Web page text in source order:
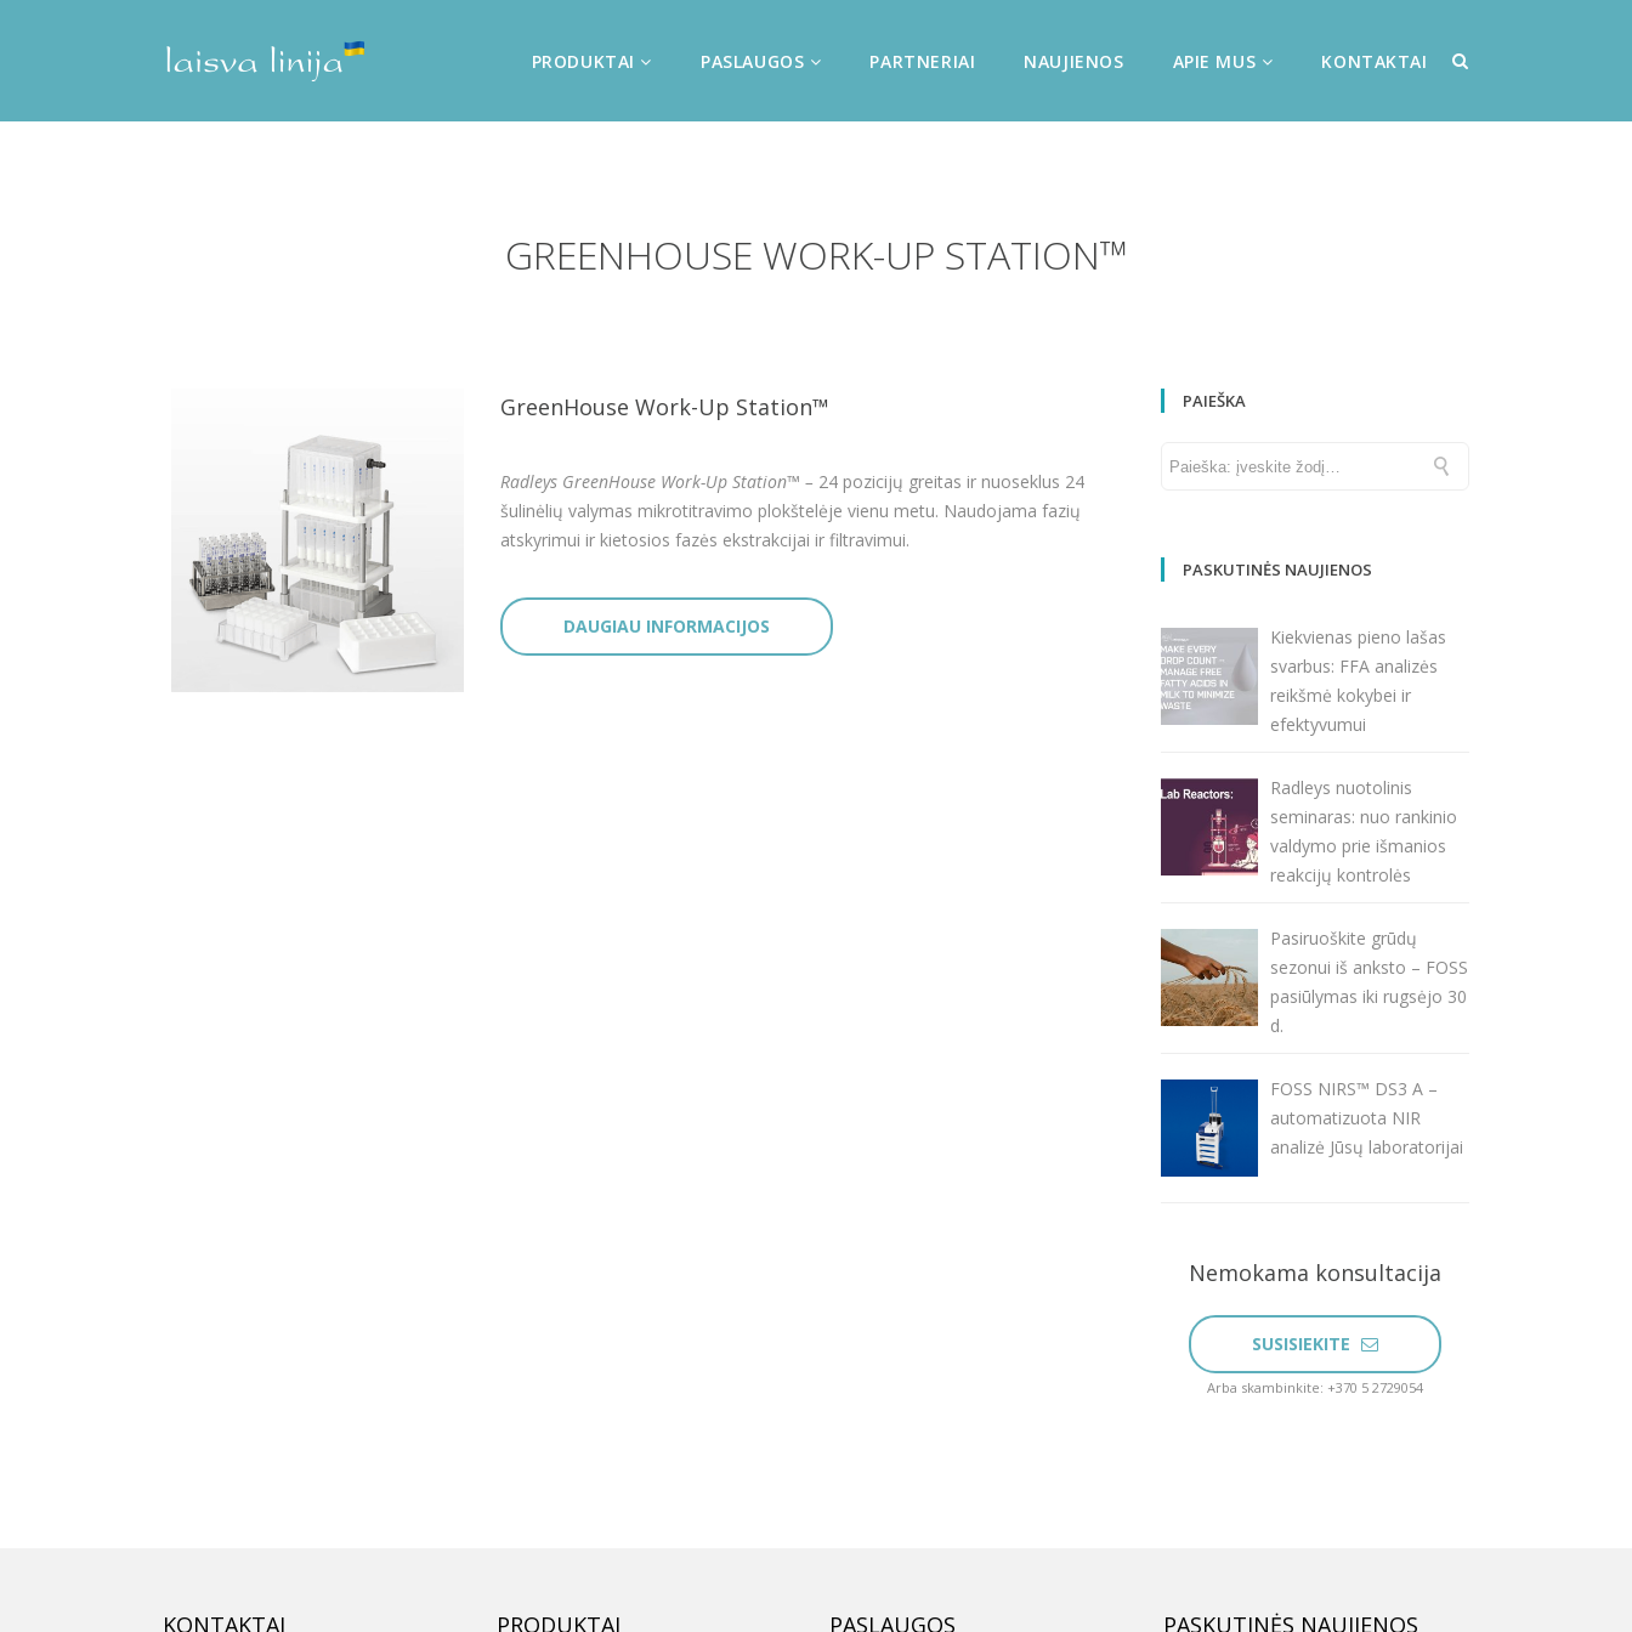
PRODUKTAI PASLAUGOS PARTNERIAI NAUJIENOS APIE MUS KONTAKTAI
GREENHOUSE WORK-UP STATION™
GreenHouse Work-Up Station™
Radleys GreenHouse Work-Up Station™ – 24 pozicijų greitas ir nuoseklus 24
šulinėlių valymas mikrotitravimo plokštelėje vienu metu. Naudojama fazių
atskyrimui ir kietosios fazės ekstrakcijai ir filtravimui.
DAUGIAU INFORMACIJOS
PAIEŠKA
PASKUTINĖS NAUJIENOS
Kiekvienas pieno lašas
svarbus: FFA analizės
reikšmė kokybei ir
efektyvumui
Radleys nuotolinis
seminaras: nuo rankinio
valdymo prie išmanios
reakcijų kontrolės
Pasiruoškite grūdų
sezonui iš anksto – FOSS
pasiūlymas iki rugsėjo 30
d.
FOSS NIRS™ DS3 A –
automatizuota NIR
analizė Jūsų laboratorijai
Nemokama konsultacija
SUSISIEKITE
Arba skambinkite: +370 5 2729054
KONTAKTAI PRODUKTAI PASLAUGOS PASKUTINĖS NAUJIENOS